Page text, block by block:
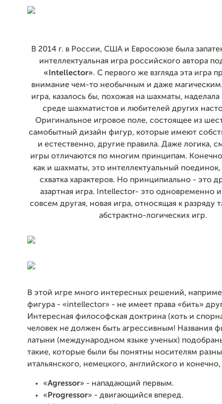
В 2014 г. в России, США и Евросоюзе была
интеллектуальная игра российского автора
«Intellector». С первого же взгляда эта игра
внимание чем-то необычным и даже
игра, казалось бы, похожая на шахматы,
среде шахматистов и любителей других
Оригинальное игровое поле, состоящее из
самобытный дизайн фигур, которые имеют
и естественно, другие правила. Даже логика,
игры отличаются по многим принципам.
как и шахматы, это интеллектуальный
схватка характеров. Но принципиально - это
азартная игра. Intellector- это одновременно
совсем другая, новая игра, относящая к разряду
абстрактно-логических игр.
В этой игре много интересных решений,
фигура - «intellector» - не имеет права «бить»
Интересная философская доктрина (хоть и
человек не должен быть агрессивным! Названия
латыни (международном языке ученых)
такие, которые были бы понятны носителям
итальянского, немецкого, английского и
«Agressor» - нападающий первым.
« Progressor» - двигающийся вперед.